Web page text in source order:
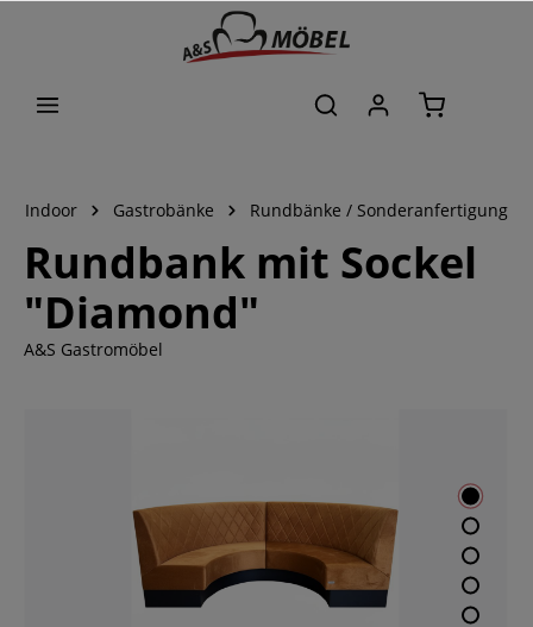
Indoor Gastrobänke Rundbänke / Sonderanfertigung
Rundbank mit Sockel
"Diamond"
A&S Gastromöbel